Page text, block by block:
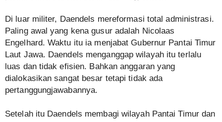
Di luar militer, Daendels mereformasi total administrasi.
Paling awal yang kena gusur adalah Nicolaas
Engelhard. Waktu itu ia menjabat Gubernur Pantai Timur
Laut Jawa. Daendels menganggap wilayah itu terlalu
luas dan tidak efisien. Bahkan anggaran yang
dialokasikan sangat besar tetapi tidak ada
pertanggungjawabannya.
Setelah itu Daendels membagi wilayah Pantai Timur dan